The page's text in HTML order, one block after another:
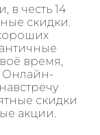
в честь 14
скидки.
время,
Онлайн-
скидки
акции.